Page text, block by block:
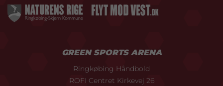
GREEN SPORTS ARENA
Ringkøbing Håndbold
ROFI Centret Kirkevej 26